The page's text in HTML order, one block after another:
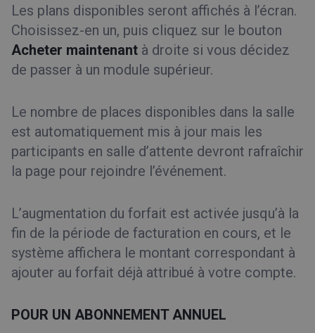
Les plans disponibles seront affichés à l’écran.
Choisissez-en un, puis cliquez sur le bouton
Acheter maintenant à droite si vous décidez
de passer à un module supérieur.
Le nombre de places disponibles dans la salle
est automatiquement mis à jour mais les
participants en salle d’attente devront rafraîchir
la page pour rejoindre l’événement.
L’augmentation du forfait est activée jusqu’à la
fin de la période de facturation en cours, et le
système affichera le montant correspondant à
ajouter au forfait déjà attribué à votre compte.
POUR UN ABONNEMENT ANNUEL